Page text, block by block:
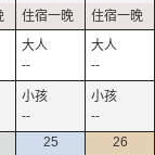
--
--
--
--
25 26